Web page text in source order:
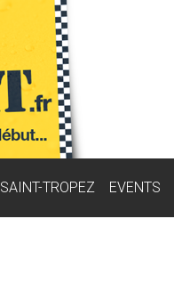
SAINT-TROPEZ EVENTS